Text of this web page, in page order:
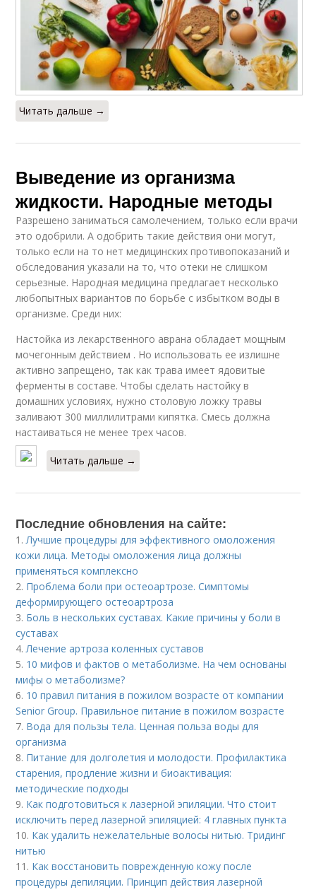
Читать дальше →
Выведение из организма
жидкости. Народные методы
Разрешено заниматься самолечением, только если врачи
это одобрили. А одобрить такие действия они могут,
только если на то нет медицинских противопоказаний и
обследования указали на то, что отеки не слишком
серьезные. Народная медицина предлагает несколько
любопытных вариантов по борьбе с избытком воды в
организме. Среди них:
Настойка из лекарственного аврана обладает мощным
мочегонным действием . Но использовать ее излишне
активно запрещено, так как трава имеет ядовитые
ферменты в составе. Чтобы сделать настойку в
домашних условиях, нужно столовую ложку травы
заливают 300 миллилитрами кипятка. Смесь должна
настаиваться не менее трех часов.
Читать дальше →
Последние обновления на сайте:
1.Лучшие процедуры для эффективного омоложения
кожи лица. Методы омоложения лица должны
применяться комплексно
2. Проблема боли при остеоартрозе. Симптомы
деформирующего остеоартроза
3. Боль в нескольких суставах. Какие причины у боли в
суставах
4.Лечение артроза коленных суставов
5. 10 мифов и фактов о метаболизме. На чем основаны
мифы о метаболизме?
6. 10 правил питания в пожилом возрасте от компании
Senior Group. Правильное питание в пожилом возрасте
7. Вода для пользы тела. Ценная польза воды для
организма
8. Питание для долголетия и молодости. Профилактика
старения, продление жизни и биоактивация:
методические подходы
9. Как подготовиться к лазерной эпиляции. Что стоит
исключить перед лазерной эпиляцией: 4 главных пункта
10. Как удалить нежелательные волосы нитью. Тридинг
нитью
11. Как восстановить поврежденную кожу после
процедуры депиляции. Принцип действия лазерной